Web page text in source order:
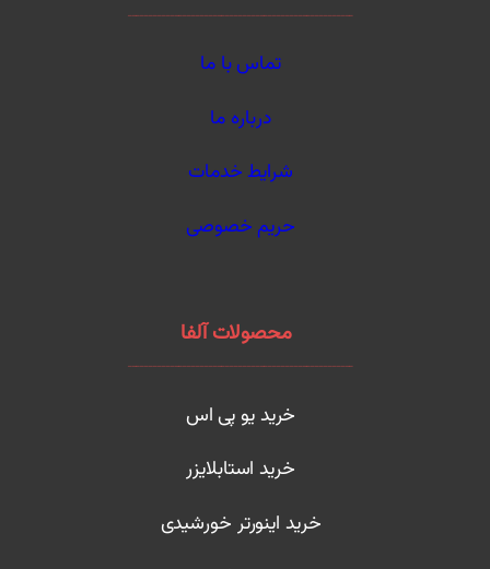
ـــــــــــــــــــــــــــــــــــــــــــــــــــــ
تماس با ما
درباره ما
شرایط خدمات
حریم خصوصی
محصولات آلفا
ـــــــــــــــــــــــــــــــــــــــــــــــــــــ
خرید یو پی اس
خرید استابلایزر
خرید اینورتر خورشیدی